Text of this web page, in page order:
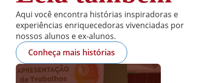
Aqui você encontra histórias inspiradoras e
experiências enriquecedoras vivenciadas por
nossos alunos e ex-alunos.
Conheça mais histórias